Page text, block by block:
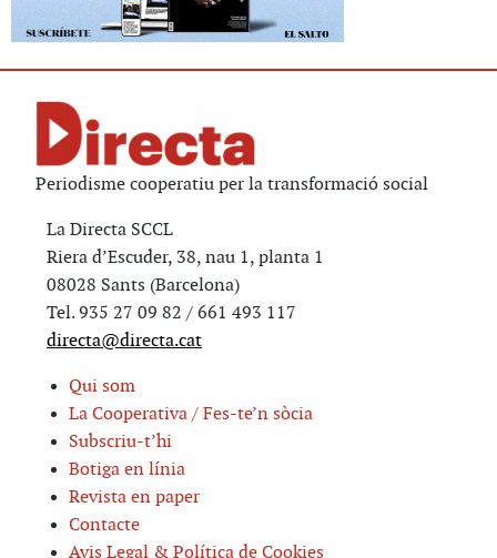
Periodisme cooperatiu per la transformació social
La Directa SCCL
Riera d’Escuder, 38, nau 1, planta 1
08028 Sants (Barcelona)
Tel. 935 27 09 82 / 661 493 117
directa@directa.cat
Qui som
La Cooperativa / Fes-te’n sòcia
Subscriu-t’hi
Botiga en línia
Revista en paper
Contacte
Avis Legal & Política de Cookies